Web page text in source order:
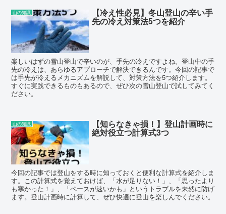
山の知識 【冷え性必見】冬山登山の辛い手
先の冷え対策法5つを紹介
楽しいはずの雪山登山で辛いのが、手先の冷えですよね。登山中の手
先の冷えは、あらゆるアプローチで解決できるんです。今回の記事で
は手先が冷えるメカニズムを解説して、対策方法を5つ紹介します。
すぐに実践できるものもあるので、ぜひ次の雪山登山で試してみてく
ださい。
山の知識 【知らなきゃ損！】登山計画時に
絶対役立つ計算式3つ
今回の記事では登山をする時に知っておくと便利な計算式を紹介しま
す。この計算式を覚えておけば、「水が足りない！」、「思ったより
も寒かった！」、「ペースが速いかも」というトラブルを未然に防げ
ます。登山計画時に計算して、ぜひ快適に登山を楽しんでください。